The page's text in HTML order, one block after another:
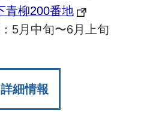
青柳200番地
5月中旬〜6月上旬
詳細情報